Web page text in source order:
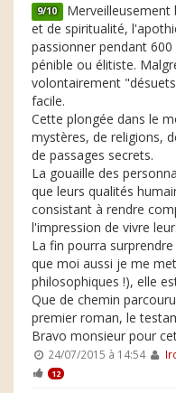
9/10 Merveilleusement
et de spiritualité,
passionner pendant
pénible ou élitiste.
volontairement
facile.
Cette plongée dans le
mystères, de religions,
de passages secrets.
La gouaille des
que leurs qualités
consistant à rendre
l'impression de vivre
La fin pourra
que moi aussi je me
philosophiques !), elle
Que de chemin
premier roman, le
Bravo monsieur pour
24/07/2015 à 14:54
12